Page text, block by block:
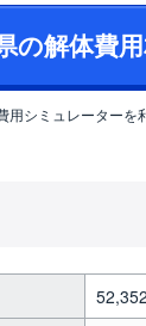
県の解体費
シミュレーターを